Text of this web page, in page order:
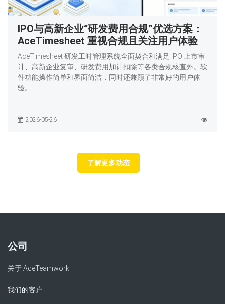
IPO与高新企业“研发费用合规”优选方案：
AceTimesheet 重视合规且关注用户体验
AceTimesheet 研发工时管理系统全面契合和满足 IPO 上市审
计、高新企业复审、研发费用加计扣除等各类合规核查外。软
件功能操作简单和界面简洁，同时还兼顾了非常好的用户体
验。
2026-05-26
了解更多动态
公司
关于 AceTeamwork
我们的客户